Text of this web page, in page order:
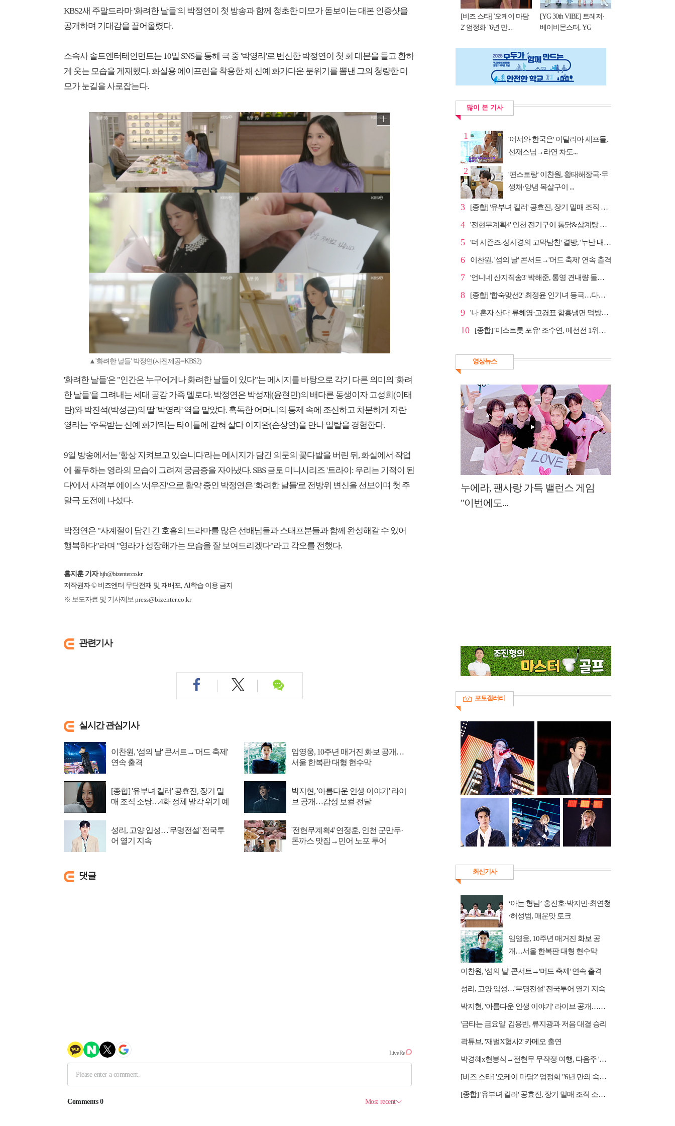
KBS2새 주말드라마 '화려한 날들'의 박정연이 첫 방송과 함께 청초한 미모가 돋보이는 대본 인증샷을
공개하며 기대감을 끌어올렸다.
소속사 솔트엔터테인먼트는 10일 SNS를 통해 극 중 '박영라'로 변신한 박정연이 첫 회 대본을 들고 환하
게 웃는 모습을 게재했다. 화실용 에이프런을 착용한 채 신예 화가다운 분위기를 뽐낸 그의 청량한 미
모가 눈길을 사로잡는다.
▲'화려한 날들' 박정연(사진제공=KBS2)
'화려한 날들'은 "인간은 누구에게나 화려한 날들이 있다"는 메시지를 바탕으로 각기 다른 의미의 '화려
한 날들'을 그려내는 세대 공감 가족 멜로다. 박정연은 박성재(윤현민)의 배다른 동생이자 고성희(이태
란)와 박진석(박성근)의 딸 '박영라' 역을 맡았다. 혹독한 어머니의 통제 속에 조신하고 차분하게 자란
영라는 '주목받는 신예 화가'라는 타이틀에 갇혀 살다 이지완(손상연)을 만나 일탈을 경험한다.
9일 방송에서는 '항상 지켜보고 있습니다'라는 메시지가 담긴 의문의 꽃다발을 버린 뒤, 화실에서 작업
에 몰두하는 영라의 모습이 그려져 궁금증을 자아냈다. SBS 금토 미니시리즈 '트라이: 우리는 기적이 된
다'에서 사격부 에이스 '서우진'으로 활약 중인 박정연은 '화려한 날들'로 전방위 변신을 선보이며 첫 주
말극 도전에 나섰다.
박정연은 "사계절이 담긴 긴 호흡의 드라마를 많은 선배님들과 스태프분들과 함께 완성해갈 수 있어
행복하다"라며 "영라가 성장해가는 모습을 잘 보여드리겠다"라고 각오를 전했다.
홍지훈 기자 hjh@bizenter.co.kr
저작권자 © 비즈엔터 무단전재 및 재배포, AI학습 이용 금지
※ 보도자료 및 기사제보 press@bizenter.co.kr
관련기사
실시간 관심기사
이찬원, '섬의 날' 콘서트→'머드 축제'
연속 출격
임영웅, 10주년 매거진 화보 공개…
서울 한복판 대형 현수막
[종합] '유부녀 킬러' 공효진, 장기 밀
매 조직 소탕…4화 정체 발각 위기 예
박지현, '아름다운 인생 이야기' 라이
브 공개…감성 보컬 전달
성리, 고양 입성…'무명전설' 전국투
어 열기 지속
'전현무계획4' 연정훈, 인천 군만두·
돈까스 맛집→민어 노포 투어
댓글
[비즈 스타] '오케이 마담
2' 엄정화 "6년 만...
[YG 30th VIBE] 트레저·
베이비몬스터, YG
많이 본 기사
1
'어서와 한국은' 이탈리아 셰프들,
선재스님→라연 차도...
2
'편스토랑' 이찬원, 황태해장국·무
생채·양념 목살구이 ...
3 [종합] '유부녀 킬러' 공효진, 장기 밀매 조직 소탕…4...
4 '전현무계획4' 인천 전기구이 통닭&삼계탕 노포 맛집 탐방
5 '더 시즌즈-성시경의 고막남친' 결방, '누난 내게 여자...
6 이찬원, '섬의 날' 콘서트→'머드 축제' 연속 출격
7 '언니네 산지직송3' 박해준, 통영 견내량 돌미역 조업 ...
8 [종합] '합숙맞선2' 최정윤 인기녀 등극…다음주 마지막...
9 '나 혼자 산다' 류혜영·고경표 함흥냉면 먹방→남산 산책
10 [종합] '미스트롯 포유' 조수연, 예선전 1위…신윤승 지...
영상뉴스
누에라, 팬사랑 가득 밸런스 게임
"이번에도...
포토갤러리
최신기사
‘아는 형님’ 홍진호·박지민·최연청
·허성범, 매운맛 토크
임영웅, 10주년 매거진 화보 공
개…서울 한복판 대형 현수막
이찬원, '섬의 날' 콘서트→'머드 축제' 연속 출격
성리, 고양 입성…'무명전설' 전국투어 열기 지속
박지현, '아름다운 인생 이야기' 라이브 공개…감성 보컬 전달
'금타는 금요일' 김용빈, 류지광과 저음 대결 승리
곽튜브, '재벌X형사2' 카메오 출연
박경혜x현봉식→전현무 무작정 여행, 다음주 '나 혼자 산다' 예고
[비즈 스타] '오케이 마담2' 엄정화 "6년 만의 속편 제작, 하늘의 뜻"(인터뷰)
[종합] '유부녀 킬러' 공효진, 장기 밀매 조직 소탕…4화 정체 발각 위기 예고